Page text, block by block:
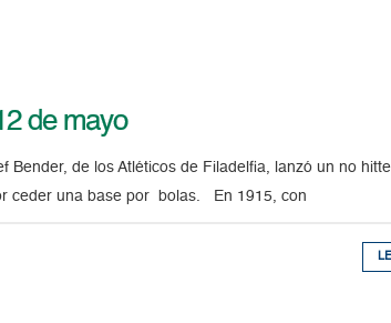
de mayo
de los Atléticos de Filadelfia, lanzó un no
ceder una base por bolas. En 1915, con